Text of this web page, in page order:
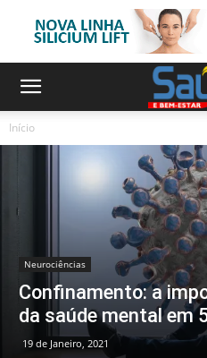
Início
Neurociências
Confinamento: a
da saúde mental em
19 de Janeiro, 2021